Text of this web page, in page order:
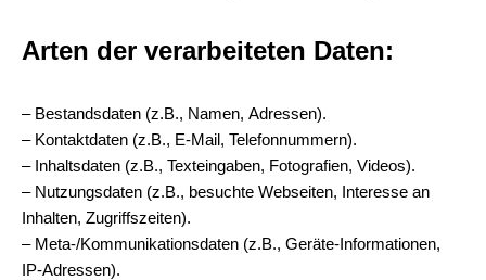
Arten der verarbeiteten Daten:
– Bestandsdaten (z.B., Namen, Adressen).
– Kontaktdaten (z.B., E-Mail, Telefonnummern).
– Inhaltsdaten (z.B., Texteingaben, Fotografien, Videos).
– Nutzungsdaten (z.B., besuchte Webseiten, Interesse an
Inhalten, Zugriffszeiten).
– Meta-/Kommunikationsdaten (z.B., Geräte-Informationen,
IP-Adressen).